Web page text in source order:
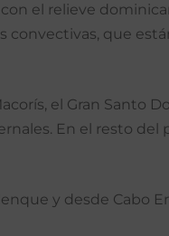
el relieve
convectivas, que
el Gran Santo
En el resto
y desde Cabo